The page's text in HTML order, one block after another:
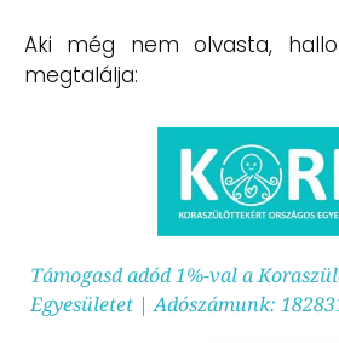
Aki még nem olvasta,
megtalálja: